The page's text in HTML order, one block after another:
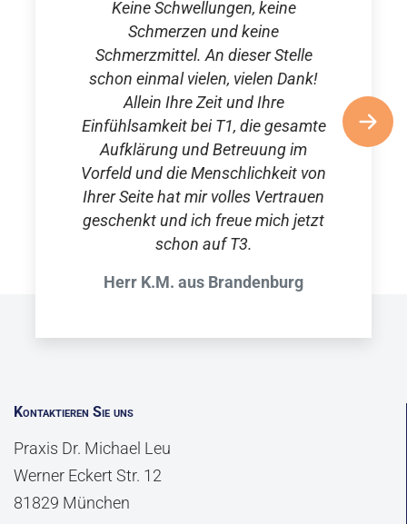
Keine Schwellungen, keine
Schmerzen und keine
Schmerzmittel. An dieser Stelle
schon einmal vielen, vielen Dank!
Allein Ihre Zeit und Ihre
Einfühlsamkeit bei T1, die gesamte
Aufklärung und Betreuung im
Vorfeld und die Menschlichkeit von
Ihrer Seite hat mir volles Vertrauen
geschenkt und ich freue mich jetzt
schon auf T3.
Herr K.M. aus Brandenburg
Kontaktieren Sie uns
Praxis Dr. Michael Leu
Werner Eckert Str. 12
81829 München